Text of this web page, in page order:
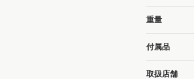
重量
付属品
取扱店舗